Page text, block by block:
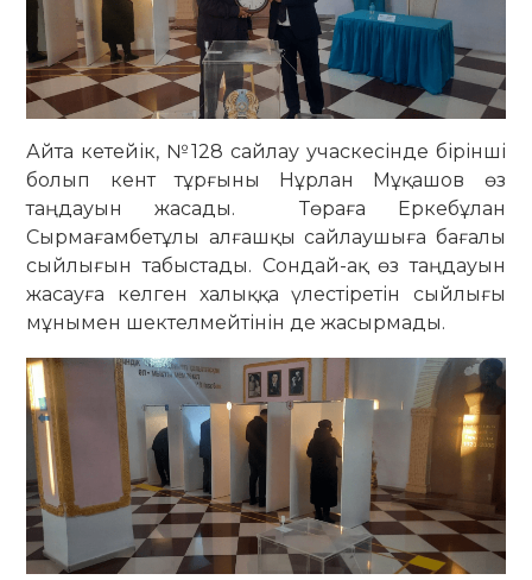
Айта кетейік, №128 сайлау учаскесінде бірінші
болып кент тұрғыны Нұрлан Мұқашов өз
таңдауын жасады. Төраға Еркебұлан
Сырмағамбетұлы алғашқы сайлаушыға бағалы
сыйлығын табыстады. Сондай-ақ өз таңдауын
жасауға келген халыққа үлестіретін сыйлығы
мұнымен шектелмейтінін де жасырмады.